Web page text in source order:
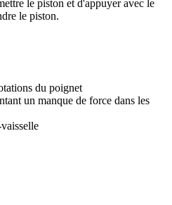
le piston et d'appuyer avec le
le piston.
du poignet
un manque de force dans les